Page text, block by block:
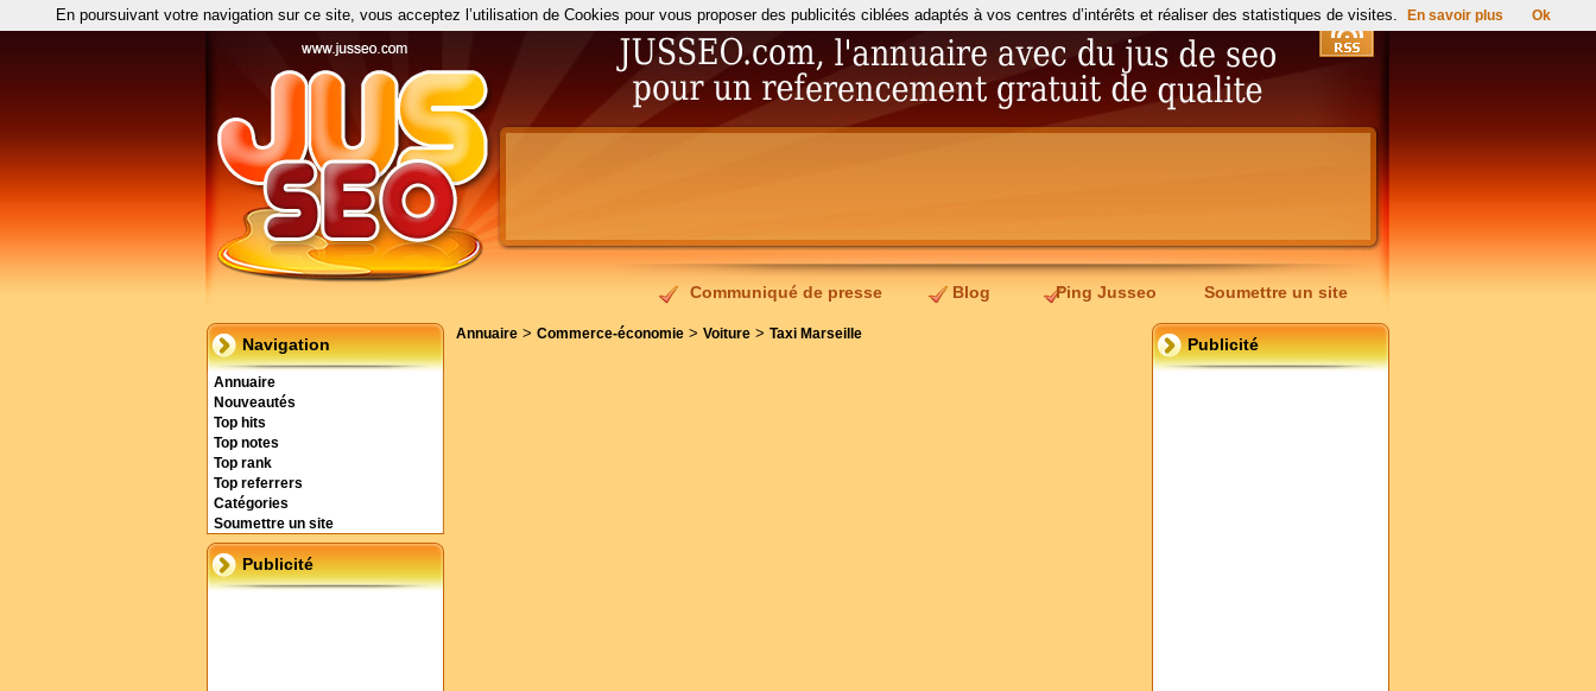
Communiqué de presse Blog Ping Jusseo Soumettre un site
Navigation
Annuaire
Nouveautés
Top hits
Top notes
Top rank
Top referrers
Catégories
Soumettre un site
Publicité
Publicité
Annuaire > Commerce-économie > Voiture > Taxi Marseille
En poursuivant votre navigation sur ce site, vous acceptez l’utilisation de Cookies pour vous proposer des publicités ciblées adaptés à vos centres d’intérêts et réaliser des statistiques de visites. En savoir plus Ok